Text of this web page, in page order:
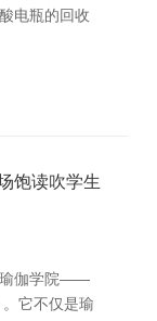
电瓶的回收
饱读吹学生
瑜伽学院——
它不仅是瑜